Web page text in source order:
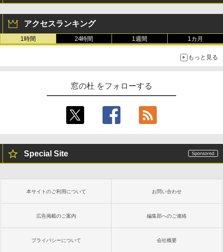
アクセスランキング
1時間 24時間 1週間 1カ月
もっと見る
窓の杜 をフォローする
Special Site
本サイトのご利用について お問い合わせ
広告掲載のご案内 編集部へのご連絡
プライバシーについて 会社概要